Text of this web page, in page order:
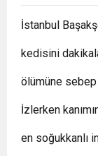
İstanbul
kedisini
ölümüne sebep
İzlerken
en soğukkanlı